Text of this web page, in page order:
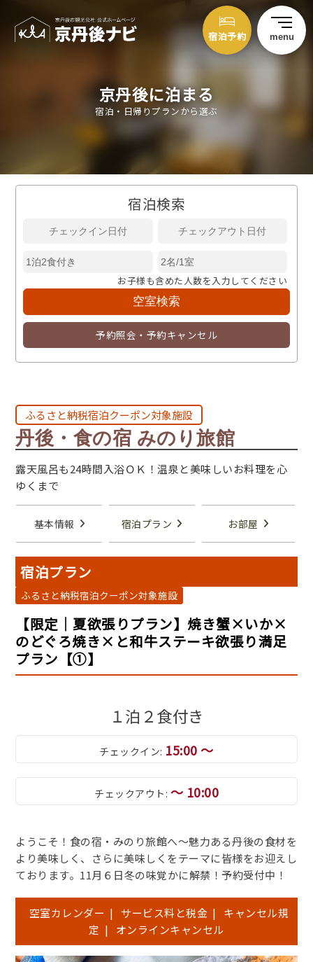
宿泊予約 menu
京丹後に泊まる
宿泊・日帰りプランから選ぶ
宿泊検索
お子様も含めた人数を入力してください
予約照会・予約キャンセル
ふるさと納税宿泊クーポン対象施設
丹後・食の宿 みのり旅館
露天風呂も24時間入浴ＯＫ！温泉と美味しいお料理を心
ゆくまで
基本情報 宿泊プラン お部屋
宿泊プラン
ふるさと納税宿泊クーポン対象施設
【限定｜夏欲張りプラン】焼き蟹×いか×
のどぐろ焼き×と和牛ステーキ欲張り満足
プラン【①】
１泊２食付き
チェックイン: 15:00 ～
チェックアウト: ～ 10:00
ようこそ！食の宿・みのり旅館へ～魅力ある丹後の食材を
より美味しく、さらに美味しくをテーマに皆様をお迎えし
ております。11月６日冬の味覚かに解禁！予約受付中！
空室カレンダー | サービス料と税金 |
キャンセル規
定 | オンラインキャンセル